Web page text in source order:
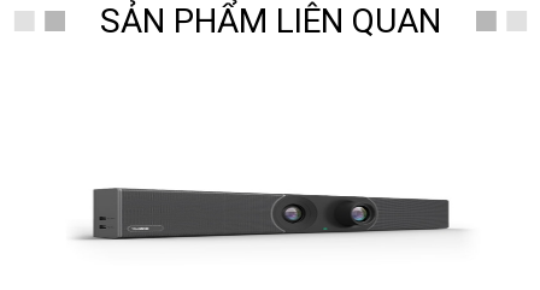
SẢN PHẨM LIÊN QUAN